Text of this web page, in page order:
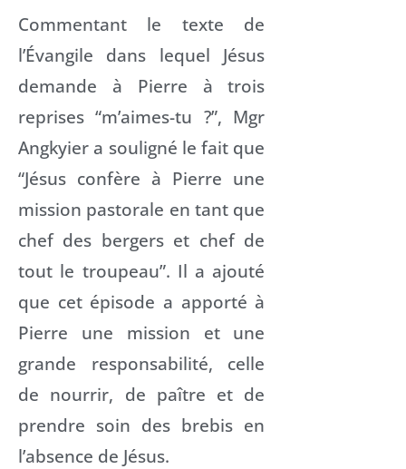
Commentant le texte de
l’Évangile dans lequel Jésus
demande à Pierre à trois
reprises “m’aimes-tu ?”, Mgr
Angkyier a souligné le fait que
“Jésus confère à Pierre une
mission pastorale en tant que
chef des bergers et chef de
tout le troupeau”. Il a ajouté
que cet épisode a apporté à
Pierre une mission et une
grande responsabilité, celle
de nourrir, de paître et de
prendre soin des brebis en
l’absence de Jésus.